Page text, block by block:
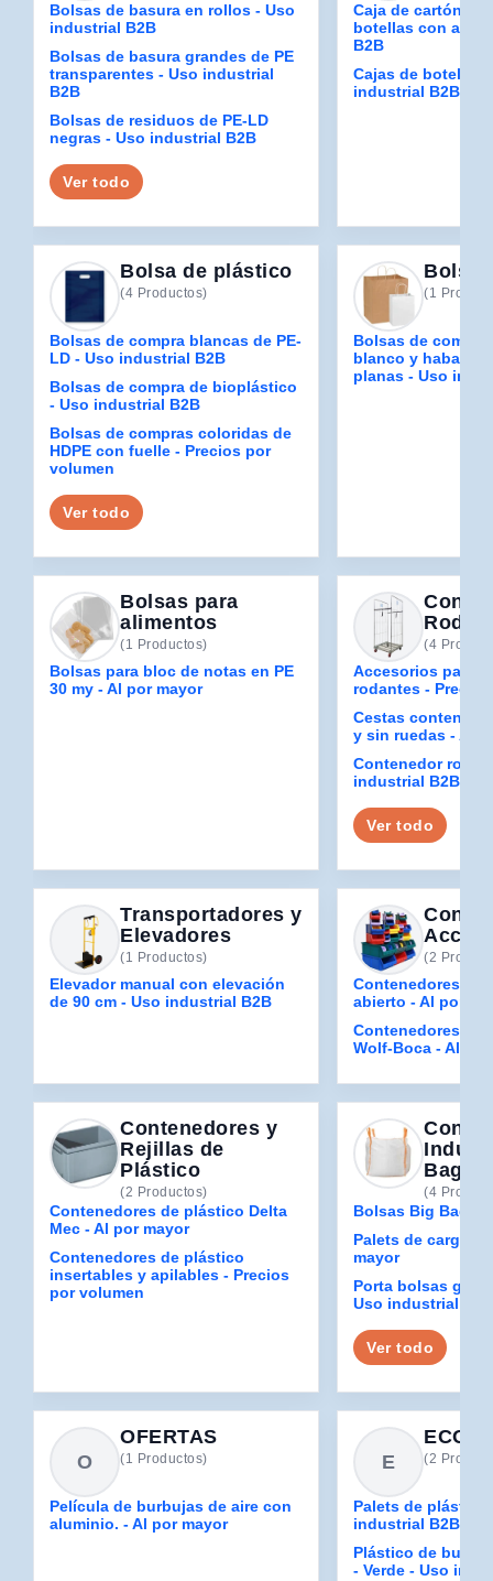
Bolsas de basura en rollos - Uso
industrial B2B
Bolsas de basura grandes de PE
transparentes - Uso industrial
B2B
Bolsas de residuos de PE-LD
negras - Uso industrial B2B
Ver todo
Caja de cartón
botellas con asa
B2B
Cajas de botellas
industrial B2B
Bolsa de plástico
(4 Productos)
Bolsas de compra blancas de PE-
LD - Uso industrial B2B
Bolsas de compra de bioplástico
- Uso industrial B2B
Bolsas de compras coloridas de
HDPE con fuelle - Precios por
volumen
Ver todo
Bolsa
(1
Bolsas de compra
blanco y habano
planas - Uso
Bolsas para
alimentos
(1 Productos)
Bolsas para bloc de notas en PE
30 my - Al por mayor
(4
Accesorios para
rodantes -
Cestas
y sin ruedas - Al
Contenedor
industrial B2B
Ver todo
Transportadores y
Elevadores
(1 Productos)
Elevador manual con elevación
de 90 cm - Uso industrial B2B
(2
Contenedores
abierto - Al por
Contenedores
Wolf-Boca - Al por
Contenedores y
Rejillas de
Plástico
(2 Productos)
Contenedores de plástico Delta
Mec - Al por mayor
Contenedores de plástico
insertables y apilables - Precios
por volumen
Bags
(4
Bolsas Big Bag -
Palets de carga
mayor
Porta bolsas
Uso industrial B2B
Ver todo
O
OFERTAS
(1 Productos)
Película de burbujas de aire con
aluminio. - Al por mayor
E (2
Palets de plástico
industrial B2B
Plástico de
- Verde - Uso